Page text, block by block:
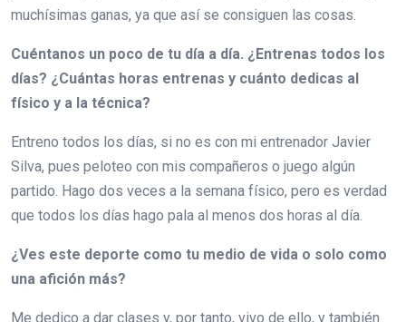
muchísimas ganas, ya que así se consiguen las cosas.
Cuéntanos un poco de tu día a día. ¿Entrenas todos los
días? ¿Cuántas horas entrenas y cuánto dedicas al
físico y a la técnica?
Entreno todos los días, si no es con mi entrenador Javier
Silva, pues peloteo con mis compañeros o juego algún
partido. Hago dos veces a la semana físico, pero es verdad
que todos los días hago pala al menos dos horas al día.
¿Ves este deporte como tu medio de vida o solo como
una afición más?
Me dedico a dar clases y, por tanto, vivo de ello, y también